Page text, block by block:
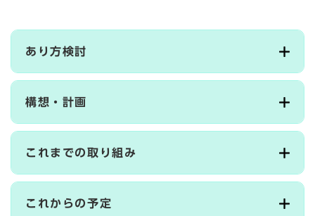
あり方検討
構想・計画
これまでの取り組み
これからの予定